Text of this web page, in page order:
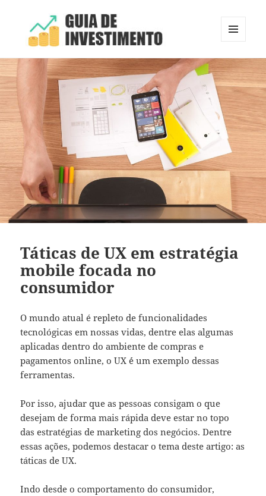
Guia de Investimento
E
WIDGETS
Táticas de UX em estratégia
mobile focada no
consumidor
O mundo atual é repleto de funcionalidades
tecnológicas em nossas vidas, dentre elas algumas
aplicadas dentro do ambiente de compras e
pagamentos online, o UX ´´é um exemplo dessas
ferramentas.
Por isso, ajudar que as pessoas consigam o que
desejam de forma mais rápida deve estar no topo
das estratégias de marketing dos negócios. Dentre
essas ações, podemos destacar o tema deste artigo: as
táticas de UX.
Indo desde o comportamento do consumidor,